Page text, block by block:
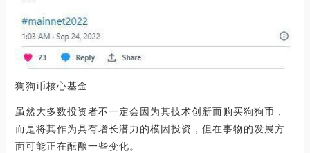
狗狗币核心基金
虽然大多数投资者不一定会因为其技术创新而购买狗狗币，
而是将其作为具有增长潜力的模因投资，但在事物的发展方
面可能正在酝酿一些变化。